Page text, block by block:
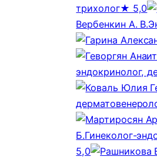
трихолог★ 5,0
Вербенкин А. В.
эндокринолог,
Б.Гинеколог-
5,0